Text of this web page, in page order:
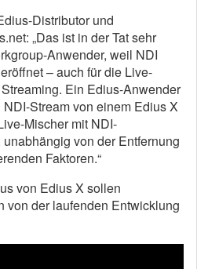
Distributor und
„Das ist in der Tat sehr
Anwender, weil NDI
– auch für die Live-
Ein Edius-Anwender
Stream von einem Edius X
Mischer mit NDI-
von der Entfernung
Faktoren.“
von Edius X sollen
von der laufenden Entwicklung